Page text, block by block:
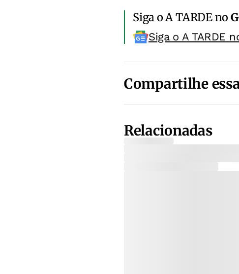
Siga o A TARDE no
Siga o A TARDE
Compartilhe
Relacionadas